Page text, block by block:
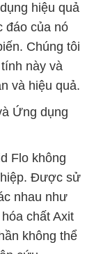
hiệu quả
đáo của nó
Chúng tôi
này và
và hiệu quả.
Ứng dụng
Flo không
Được sử
nhau như
chất Axit
không thể